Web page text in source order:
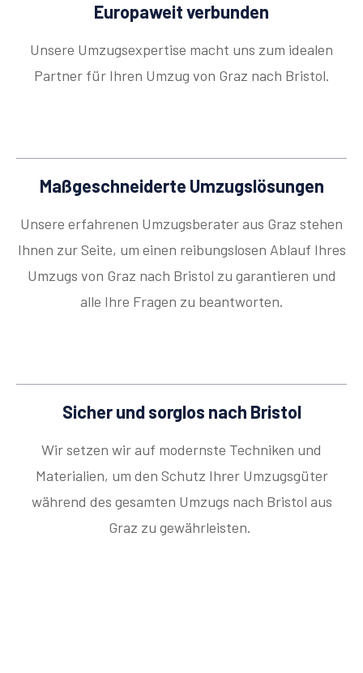
Europaweit verbunden
Unsere Umzugsexpertise macht uns zum idealen
Partner für Ihren Umzug von Graz nach Bristol.
Maßgeschneiderte Umzugslösungen
Unsere erfahrenen Umzugsberater aus Graz stehen
Ihnen zur Seite, um einen reibungslosen Ablauf Ihres
Umzugs von Graz nach Bristol zu garantieren und
alle Ihre Fragen zu beantworten.
Sicher und sorglos nach Bristol
Wir setzen wir auf modernste Techniken und
Materialien, um den Schutz Ihrer Umzugsgüter
während des gesamten Umzugs nach Bristol aus
Graz zu gewährleisten.